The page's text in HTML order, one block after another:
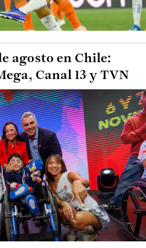
agosto en Chile:
Canal 13 y TVN